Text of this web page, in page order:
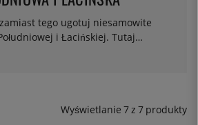
tego ugotuj niesamowite
i Łacińskiej. Tutaj
książek kucharskich, które zagłębiły
Kuby, Brazylii i innych
Wyświetlanie 7z 7 produkty